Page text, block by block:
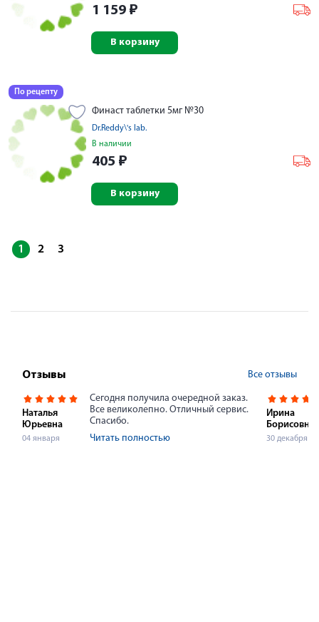
1 159 ₽
В корзину
По рецепту
Финаст таблетки 5мг №30
Dr.Reddy\'s lab.
В наличии
405 ₽
В корзину
1 2 3
Отзывы Все отзывы
Наталья
Юрьевна
04 января
Сегодня получила очередной заказ.
Все великолепно. Отличный сервис.
Спасибо.
Читать полностью
Ирина
Борисовна
30 декабря